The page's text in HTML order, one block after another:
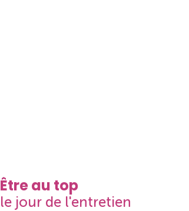
Être au top
le jour de l'entretien